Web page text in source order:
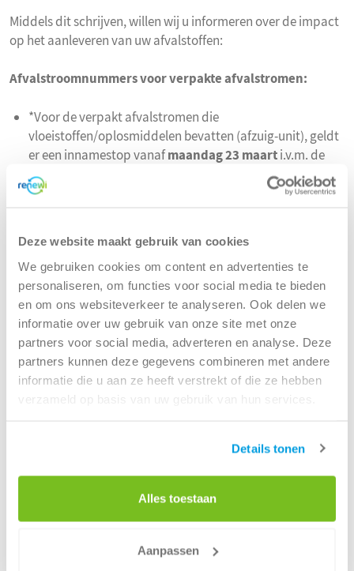
Deze website maakt gebruik van cookies
We gebruiken cookies om content en advertenties te
personaliseren, om functies voor social media te bieden
en om ons websiteverkeer te analyseren. Ook delen we
informatie over uw gebruik van onze site met onze
partners voor social media, adverteren en analyse. Deze
partners kunnen deze gegevens combineren met andere
informatie die u aan ze heeft verstrekt of die ze hebben
verzameld op basis van uw gebruik van hun services.
Details tonen
Alles toestaan
Aanpassen
Middels dit schrijven, willen wij u informeren over de impact
op het aanleveren van uw afvalstoffen:
Afvalstroomnummers voor verpakte afvalstromen:
*Voor de verpakt afvalstromen die
vloeistoffen/oplosmiddelen bevatten (afzuig-unit), geldt
er een innamestop vanafmaandag 23 maarti.v.m. de
inspectie van onze oplosmiddelentank.
Uiterlijke datum voor het aanleveren van (vast) verpakt
afvalstoffen ontvangen van woensdag 1 april t/m
vrijdag 24 april.
Afvalstroomnummers voor bulk
afvalstromen:
A - nummers Afvalwater
Minimale beperkingen
B -
nummers
Grond Geen beperkingen
nummers
Minimale beperkingen
Minimale beperkingen
Voor alle aanvoer geldt, dat u altijd contact dient op